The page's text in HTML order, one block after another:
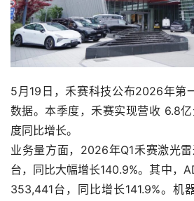
5月19日，禾赛科技公布2026年第
数据。本季度，禾赛实现营收 6.8
度同比增长。
业务量方面，2026年Q1禾赛激光
台，同比大幅增长140.9%。其中，
353,441台，同比增长141.9%。机